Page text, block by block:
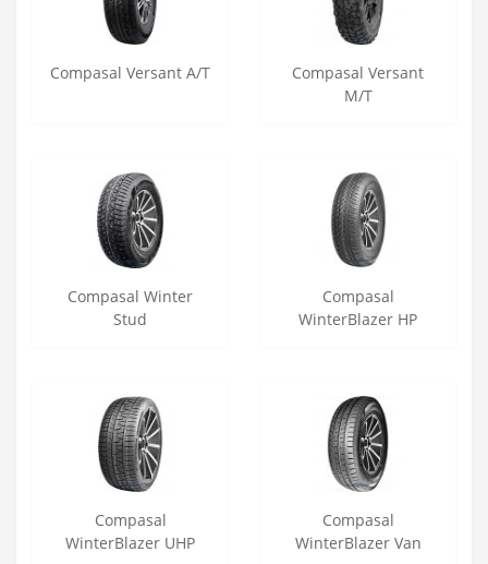
Compasal Versant A/T
Compasal Versant
M/T
Compasal Winter
Stud
Compasal
WinterBlazer HP
Compasal
WinterBlazer UHP
Compasal
WinterBlazer Van